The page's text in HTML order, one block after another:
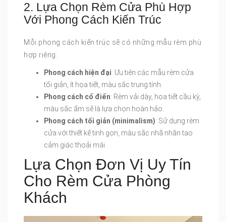
2. Lựa Chọn Rèm Cửa Phù Hợp
Với Phong Cách Kiến Trúc
Mỗi phong cách kiến trúc sẽ có những mẫu rèm phù
hợp riêng:
Phong cách hiện đại: Ưu tiên các mẫu rèm cửa
tối giản, ít họa tiết, màu sắc trung tính.
Phong cách cổ điển: Rèm vải dày, họa tiết cầu kỳ,
màu sắc ấm sẽ là lựa chọn hoàn hảo.
Phong cách tối giản (minimalism): Sử dụng rèm
cửa với thiết kế tinh gọn, màu sắc nhã nhặn tạo
cảm giác thoải mái.
Lựa Chọn Đơn Vị Uy Tín
Cho Rèm Cửa Phòng
Khách